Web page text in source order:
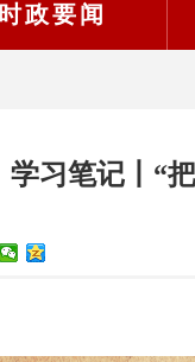
时政要闻
学习笔记丨“